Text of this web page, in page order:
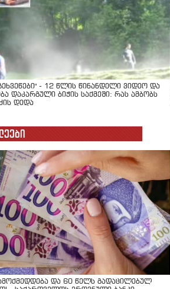
- 12 წლის წინანდელი ვიდეო და
დაკარგული ბიჭის საქმეში: რას ამბობს
დედა
და 60 წელს გადაცილებულ